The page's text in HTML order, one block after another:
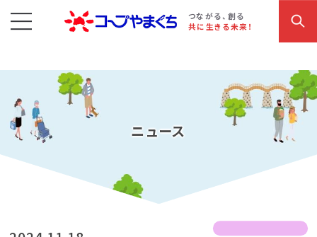
つながる、創る
共に生きる未来！
コープやまぐち お買い物・サービス こだわり商品 参加・イベント情報
ニュース